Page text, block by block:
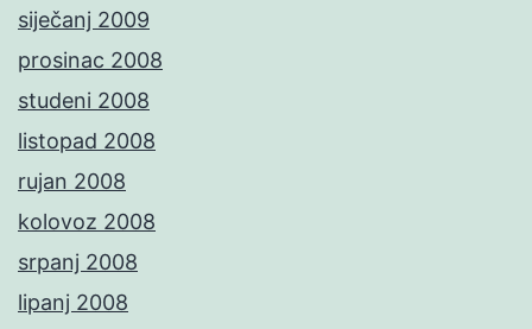
siječanj 2009
prosinac 2008
studeni 2008
listopad 2008
rujan 2008
kolovoz 2008
srpanj 2008
lipanj 2008